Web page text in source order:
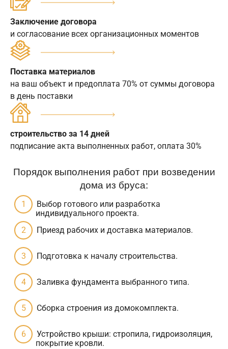
Заключение договора
и согласование всех организационных моментов
Поставка материалов
на ваш объект и предоплата 70% от суммы договора
в день поставки
строительство за 14 дней
подписание акта выполненных работ, оплата 30%
Порядок выполнения работ при возведении
дома из бруса:
Выбор готового или разработка
индивидуального проекта.
Приезд рабочих и доставка материалов.
Подготовка к началу строительства.
Заливка фундамента выбранного типа.
Сборка строения из домокомплекта.
Устройство крыши: стропила, гидроизоляция,
покрытие кровли.